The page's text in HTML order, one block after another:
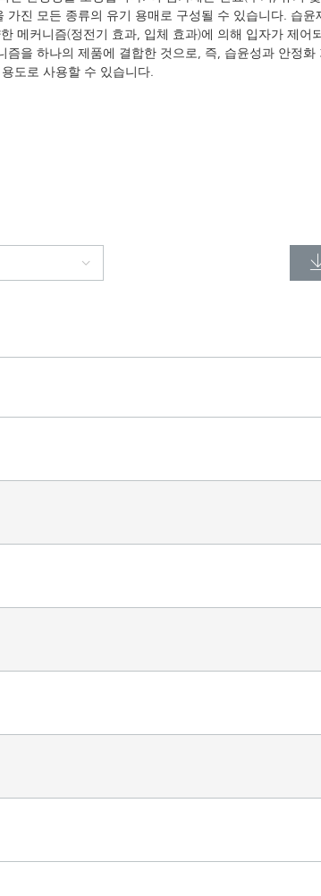
진 모든 종류의 유기 용매로 구성될 수 있습니다. 습윤
메커니즘(정전기 효과, 입체 효과)에 의해 입자가 제어
을 하나의 제품에 결합한 것으로, 즉, 습윤성과 안정화
도로 사용할 수 있습니다.